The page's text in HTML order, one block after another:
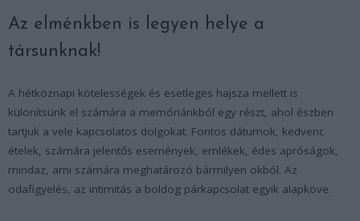
Az elménkben is legyen helye a
társunknak!
A hétköznapi kötelességek és esetleges hajsza mellett is
különítsünk el számára a memóriánkból egy részt, ahol észben
tartjuk a vele kapcsolatos dolgokat. Fontos dátumok, kedvenc
ételek, számára jelentős események, emlékek, édes apróságok,
mindaz, ami számára meghatározó bármilyen okból. Az
odafigyelés, az intimitás a boldog párkapcsolat egyik alapköve.